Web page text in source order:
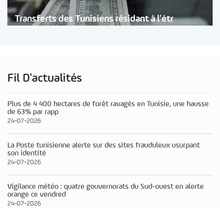
Transferts des Tunisiens résidant à l’étr
Fil D'actualités
Plus de 4 400 hectares de forêt ravagés en Tunisie, une hausse
de 63% par rapp
24-07-2026
La Poste tunisienne alerte sur des sites frauduleux usurpant
son identité
24-07-2026
Vigilance météo : quatre gouvernorats du Sud-ouest en alerte
orange ce vendred
24-07-2026